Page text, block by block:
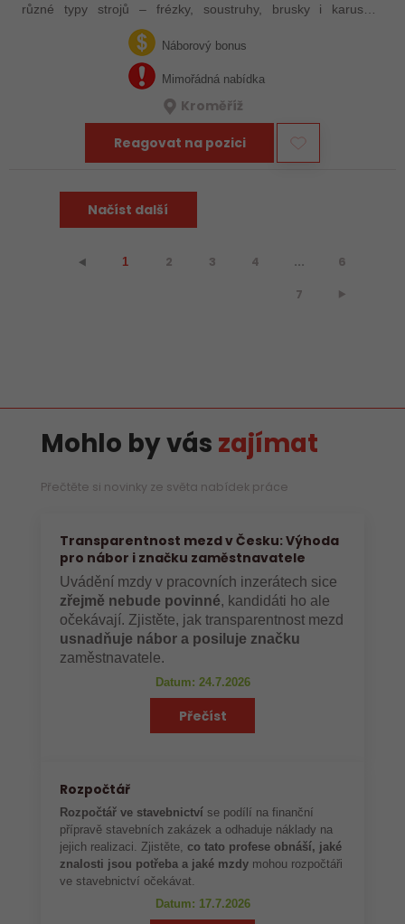
různé typy strojů – frézky, soustruhy, brusky i karusely.
Uplatnění u nás najdou zkušení obráběči i absolventi
technických oborů, kteří se…Náborový bonus
Mimořádná nabídka
Kroměříž
Reagovat na pozici
Načíst další
⯇ 1 2 3 4 ... 6
7 ⯈
Mohlo by vás zajímat
Přečtěte si novinky ze světa nabídek práce
Transparentnost mezd v Česku: Výhoda
pro nábor i značku zaměstnavatele
Uvádění mzdy v pracovních inzerátech sice
zřejmě nebude povinné, kandidáti ho ale
očekávají. Zjistěte, jak transparentnost mezd
usnadňuje nábor a posiluje značku
zaměstnavatele.
Datum: 24.7.2026
Přečíst
Rozpočtář
Rozpočtář ve stavebnictví se podílí na finanční
přípravě stavebních zakázek a odhaduje náklady na
jejich realizaci. Zjistěte,co tato profese obnáší, jaké
znalosti jsou potřeba a jaké mzdy mohou rozpočtáři
ve stavebnictví očekávat.
Datum: 17.7.2026